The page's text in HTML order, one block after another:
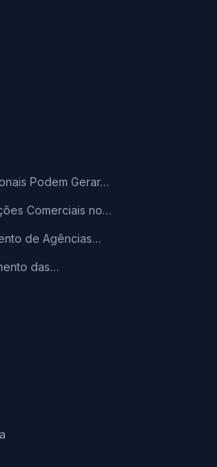
Podem Gerar…
Comerciais no…
de Agências…
das…